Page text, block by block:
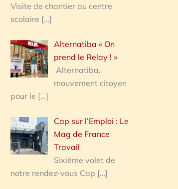
Visite de chantier au centre
scolaire […]
Alternatiba « On
prend le Relay ! »
Alternatiba,
mouvement citoyen
pour le […]
Cap sur l’Emploi : Le
Mag de France
Travail
Sixième volet de
notre rendez-vous Cap […]